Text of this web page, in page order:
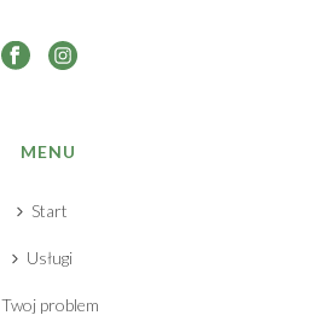
MENU
Start
Usługi
Twoj problem